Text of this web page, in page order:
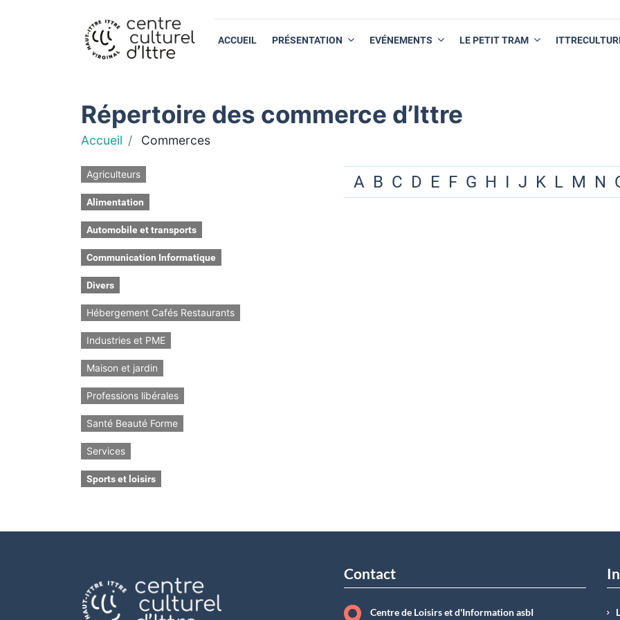
ACCUEIL PRÉSENTATION EVÉNEMENTS LE PETIT TRAM
Répertoire des commerce d’Ittre
Accueil Commerces
Agriculteurs
Alimentation
Automobile et transports
Communication Informatique
Divers
Hébergement Cafés Restaurants
Industries et PME
Maison et jardin
Professions libérales
Santé Beauté Forme
Services
Sports et loisirs
A B C D E F G H I J K L M N
Contact
Centre de Loisirs et d'Information asbI